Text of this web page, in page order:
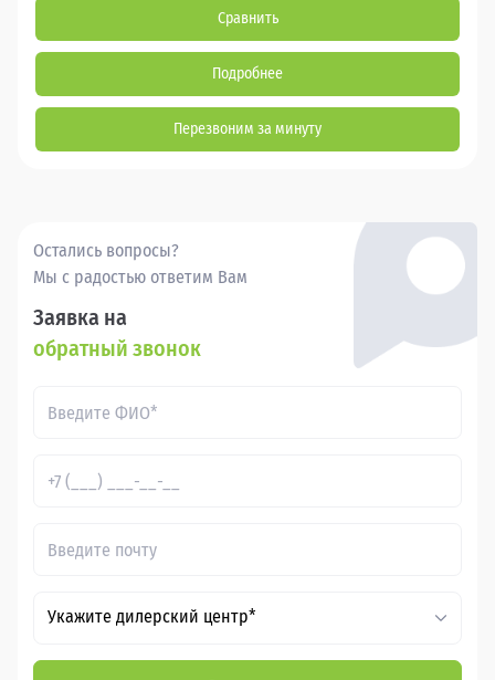
Сравнить
Подробнее
Перезвоним за минуту
Остались вопросы?
Мы с радостью ответим Вам
Заявка на
обратный звонок
Укажите дилерский центр*